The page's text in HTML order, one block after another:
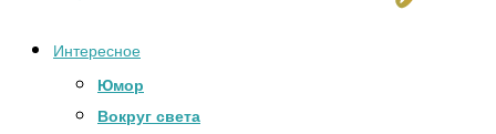
Интересное
Юмор
Вокруг света